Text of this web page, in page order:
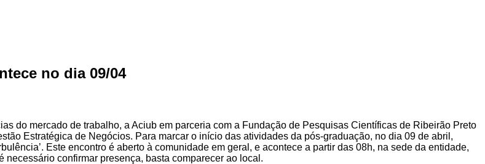
no dia 09/04
do mercado de trabalho, a Aciub em parceria com a Fundação de Pesquisas Científicas de Ribeirão Preto
Estratégica de Negócios. Para marcar o início das atividades da pós-graduação, no dia 09 de abril,
Este encontro é aberto à comunidade em geral, e acontece a partir das 08h, na sede da entidade,
confirmar presença, basta comparecer ao local.